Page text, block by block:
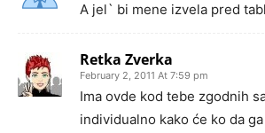
A jel` bi mene izvela pred
Retka Zverka
February 2, 2011 At 7:59 pm
Ima ovde kod tebe zgodnih
individualno kako će ko da